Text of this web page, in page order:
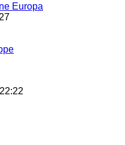
Europa